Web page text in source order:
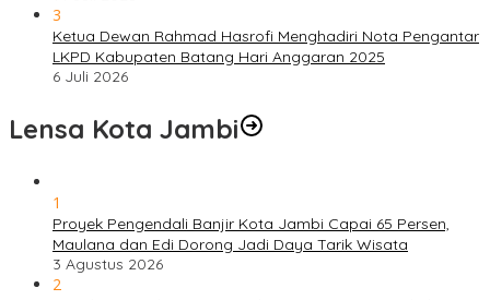
3
Ketua Dewan Rahmad Hasrofi Menghadiri Nota Pengantar
LKPD Kabupaten Batang Hari Anggaran 2025
6 Juli 2026
Lensa Kota Jambi
1
Proyek Pengendali Banjir Kota Jambi Capai 65 Persen,
Maulana dan Edi Dorong Jadi Daya Tarik Wisata
3 Agustus 2026
2